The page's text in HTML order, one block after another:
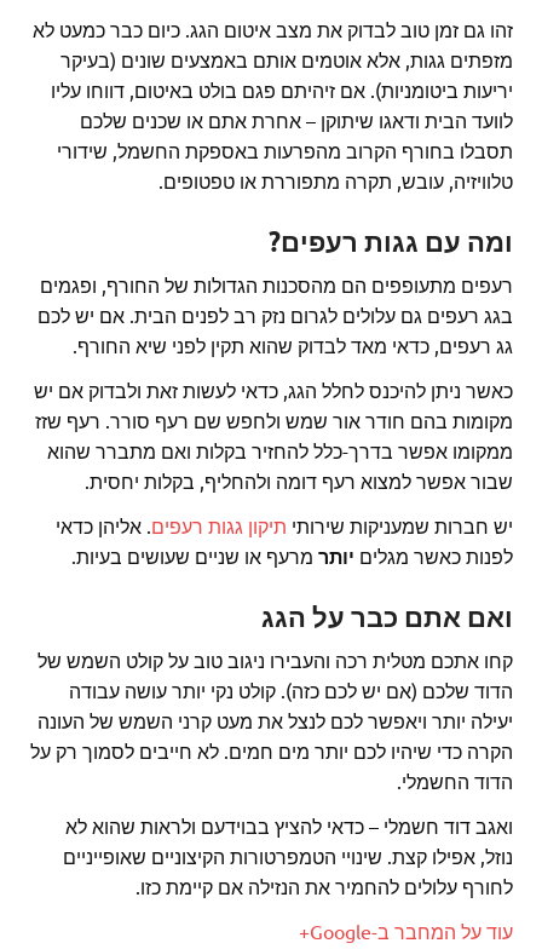
זהו גם זמן טוב לבדוק את מצב איטום הגג. כיום כבר כמעט לא
מזפתים גגות, אלא אוטמים אותם באמצעים שונים (בעיקר
יריעות ביטומניות). אם זיהיתם פגם בולט באיטום, דווחו עליו
לוועד הבית ודאגו שיתוקן – אחרת אתם או שכנים שלכם
תסבלו בחורף הקרוב מהפרעות באספקת החשמל, שידורי
טלוויזיה, עובש, תקרה מתפוררת או טפטופים.
ומה עם גגות רעפים?
רעפים מתעופפים הם מהסכנות הגדולות של החורף, ופגמים
בגג רעפים גם עלולים לגרום נזק רב לפנים הבית. אם יש לכם
גג רעפים, כדאי מאד לבדוק שהוא תקין לפני שיא החורף.
כאשר ניתן להיכנס לחלל הגג, כדאי לעשות זאת ולבדוק אם יש
מקומות בהם חודר אור שמש ולחפש שם רעף סורר. רעף שזז
ממקומו אפשר בדרך-כלל להחזיר בקלות ואם מתברר שהוא
שבור אפשר למצוא רעף דומה ולהחליף, בקלות יחסית.
יש חברות שמעניקות שירותי תיקון גגות רעפים . אליהן כדאי
לפנות כאשר מגלים יותר מרעף או שניים שעושים בעיות.
ואם אתם כבר על הגג
קחו אתכם מטלית רכה והעבירו ניגוב טוב על קולט השמש של
הדוד שלכם (אם יש לכם כזה). קולט נקי יותר עושה עבודה
יעילה יותר ויאפשר לכם לנצל את מעט קרני השמש של העונה
הקרה כדי שיהיו לכם יותר מים חמים. לא חייבים לסמוך רק על
הדוד החשמלי.
ואגב דוד חשמלי – כדאי להציץ בבוידעם ולראות שהוא לא
נוזל, אפילו קצת. שינויי הטמפרטורות הקיצוניים שאופייניים
לחורף עלולים להחמיר את הנזילה אם קיימת כזו.
עוד על המחבר ב-Google+